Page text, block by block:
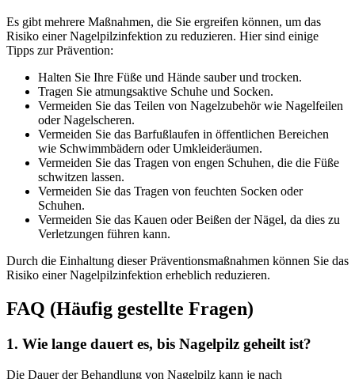
Es gibt mehrere Maßnahmen, die Sie ergreifen können, um das
Risiko einer Nagelpilzinfektion zu reduzieren. Hier sind einige
Tipps zur Prävention:
Halten Sie Ihre Füße und Hände sauber und trocken.
Tragen Sie atmungsaktive Schuhe und Socken.
Vermeiden Sie das Teilen von Nagelzubehör wie Nagelfeilen
oder Nagelscheren.
Vermeiden Sie das Barfußlaufen in öffentlichen Bereichen
wie Schwimmbädern oder Umkleideräumen.
Vermeiden Sie das Tragen von engen Schuhen, die die Füße
schwitzen lassen.
Vermeiden Sie das Tragen von feuchten Socken oder
Schuhen.
Vermeiden Sie das Kauen oder Beißen der Nägel, da dies zu
Verletzungen führen kann.
Durch die Einhaltung dieser Präventionsmaßnahmen können Sie das
Risiko einer Nagelpilzinfektion erheblich reduzieren.
FAQ (Häufig gestellte Fragen)
1. Wie lange dauert es, bis Nagelpilz geheilt ist?
Die Dauer der Behandlung von Nagelpilz kann je nach